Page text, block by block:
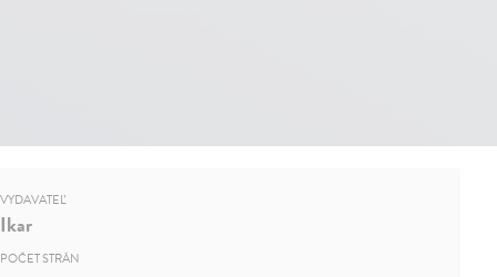
VYDAVATEĽ
Ikar
POČET STRÁN